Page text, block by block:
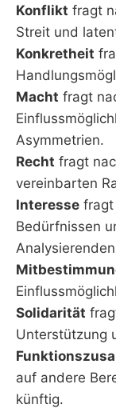
Konflikt fragt
Streit und
Konkretheit
Macht fragt
Asymmetrien.
Recht fragt
vereinbarten
Interesse fragt
Bedürfnissen
Solidarität
Unterstützung
auf andere
künftig.